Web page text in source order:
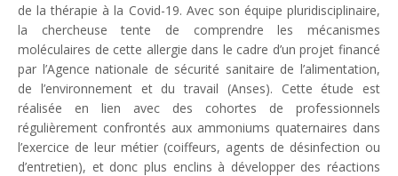
de la thérapie à la Covid-19. Avec son équipe pluridisciplinaire,
la chercheuse tente de comprendre les mécanismes
moléculaires de cette allergie dans le cadre d’un projet financé
par l’Agence nationale de sécurité sanitaire de l’alimentation,
de l’environnement et du travail (Anses). Cette étude est
réalisée en lien avec des cohortes de professionnels
régulièrement confrontés aux ammoniums quaternaires dans
l’exercice de leur métier (coiffeurs, agents de désinfection ou
d’entretien), et donc plus enclins à développer des réactions